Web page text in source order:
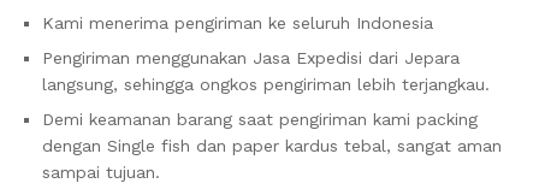
Kami menerima pengiriman ke seluruh Indonesia
Pengiriman menggunakan Jasa Expedisi dari Jepara
langsung, sehingga ongkos pengiriman lebih terjangkau.
Demi keamanan barang saat pengiriman kami packing
dengan Single fish dan paper kardus tebal, sangat aman
sampai tujuan.